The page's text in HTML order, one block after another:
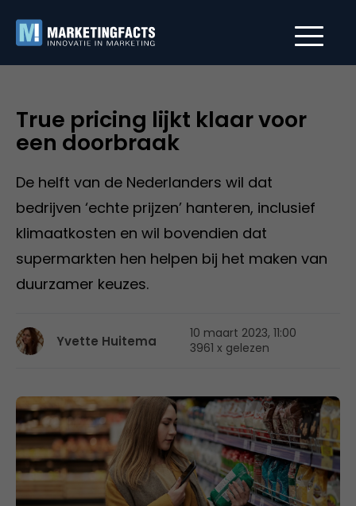
True pricing lijkt klaar voor
een doorbraak
De helft van de Nederlanders wil dat
bedrijven ‘echte prijzen’ hanteren, inclusief
klimaatkosten en wil bovendien dat
supermarkten hen helpen bij het maken van
duurzamer keuzes.
Yvette Huitema
10 maart 2023, 11:00
3961 x gelezen